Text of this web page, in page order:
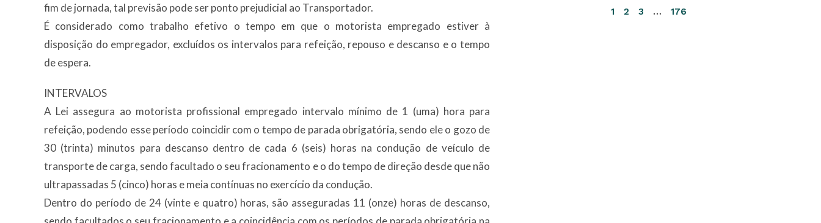
fim de jornada, tal previsão pode ser ponto prejudicial ao Transportador.
É considerado como trabalho efetivo o tempo em que o motorista empregado estiver à
disposição do empregador, excluídos os intervalos para refeição, repouso e descanso e o tempo
de espera.
INTERVALOS
A Lei assegura ao motorista profissional empregado intervalo mínimo de 1 (uma) hora para
refeição, podendo esse período coincidir com o tempo de parada obrigatória, sendo ele o gozo de
30 (trinta) minutos para descanso dentro de cada 6 (seis) horas na condução de veículo de
transporte de carga, sendo facultado o seu fracionamento e o do tempo de direção desde que não
ultrapassadas 5 (cinco) horas e meia contínuas no exercício da condução.
Dentro do período de 24 (vinte e quatro) horas, são asseguradas 11 (onze) horas de descanso,
1 2 3 … 176